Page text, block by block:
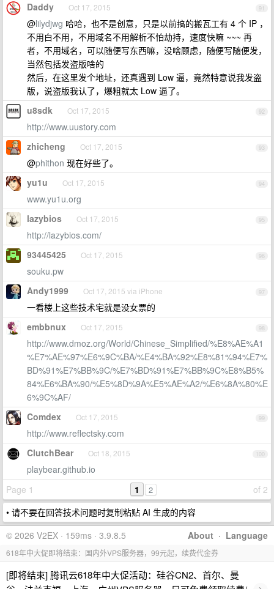
91
Daddy Oct 17, 2015
@lilydjwg 哈哈，也不是创意，只是以前搞的搬瓦工有 4 个 IP ，
不用白不用，不用域名不用解析不怕劫持，速度快嘛 ~~~ 再
者，不用域名，可以随便写东西嘛，没啥顾虑，随便写随便发，
当然包括发盗版啥的
然后，在这里发个地址，还真遇到 Low 逼，竟然特意说我发盗
版，说盗版我认了，爆粗就太 Low 逼了。
92
u8sdk Oct 17, 2015
http://www.uustory.com
93
zhicheng Oct 17, 2015
@phithon 现在好些了。
94
yu1u Oct 17, 2015
www.yu1u.org
95
lazybios Oct 17, 2015
http://lazybios.com/
96
93445425 Oct 17, 2015
souku.pw
97
Andy1999 Oct 17, 2015 via iPhone
一看楼上这些技术宅就是没女票的
98
embbnux Oct 17, 2015
http://www.dmoz.org/World/Chinese_Simplified/%E8%AE%A1
%E7%AE%97%E6%9C%BA/%E4%BA%92%E8%81%94%E7%
BD%91%E7%BB%9C/%E7%BD%91%E7%BB%9C%E8%B5%
84%E6%BA%90/%E5%8D%9A%E5%AE%A2/%E6%8A%80%E
6%9C%AF/
99
Comdex Oct 17, 2015
http://www.reflectsky.com
100
ClutchBear Oct 18, 2015
playbear.github.io
Page 1
of 2
1 2
• 请不要在回答技术问题时复制粘贴 AI 生成的内容
About · Language
© 2026 V2EX · 159ms · 3.9.8.5
618年中大促即将结束：国内外VPS服务器，99元起，续费代金券
[即将结束] 腾讯云618年中大促活动：硅谷CN2、首尔、曼